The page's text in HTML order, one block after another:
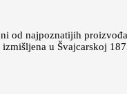
od najpoznatijih
u Švajcarskoj